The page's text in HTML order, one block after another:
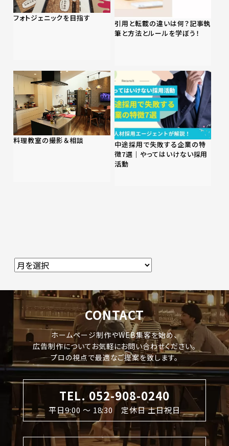
フォトジェニックを目指す
引用と転載の違いは何？記事執
筆と方法とルールを学ぼう！
料理教室の撮影＆相談
中途採用で失敗する企業の特
徴7選｜やってはいけない採用
活動
CONTACT
ホームページ制作やWEB集客を始め、
広告制作についてお気軽にお問い合わせください。
プロの視点で最適なご提案を致します。
TEL. 052-908-0240
平日9:00 〜 18:30 定休日 土日祝日